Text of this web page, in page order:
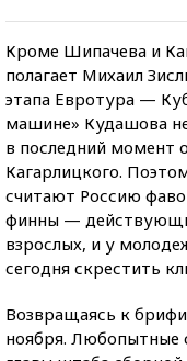
Кроме Шипачева и
полагает Михаил
этапа Евротура —
машине» Кудашова
в последний момент
Кагарлицкого.
считают Россию
финны —
взрослых, и у
сегодня скрестить
Возвращаясь к
ноября. Любопытные